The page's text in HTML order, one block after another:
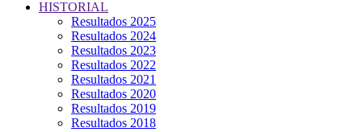
HISTORIAL
Resultados 2025
Resultados 2024
Resultados 2023
Resultados 2022
Resultados 2021
Resultados 2020
Resultados 2019
Resultados 2018